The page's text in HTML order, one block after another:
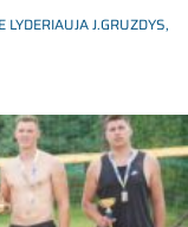
J.GRUZDYS,